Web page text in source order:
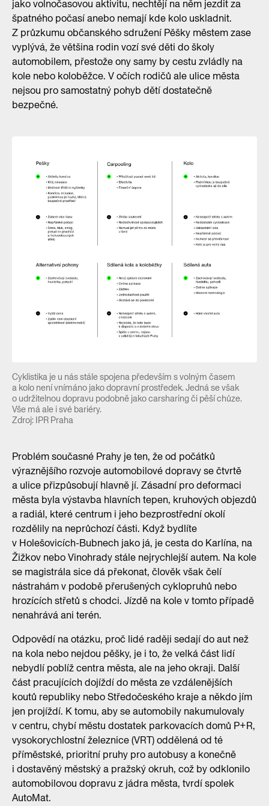
jako volnočasovou aktivitu, nechtějí na něm jezdit za
špatného počasí anebo nemají kde kolo uskladnit.
Z průzkumu občanského sdružení Pěšky městem zase
vyplývá, že většina rodin vozí své děti do školy
automobilem, přestože ony samy by cestu zvládly na
kole nebo koloběžce. V očích rodičů ale ulice města
nejsou pro samostatný pohyb dětí dostatečně
bezpečné.
Cyklistika je u nás stále spojena především s volným časem
a kolo není vnímáno jako dopravní prostředek. Jedná se však
o udržitelnou dopravu podobně jako carsharing či pěší chůze.
Vše má ale i své bariéry.
Zdroj: IPR Praha
Problém současné Prahy je ten, že od počátků
výraznějšího rozvoje automobilové dopravy se čtvrtě
a ulice přizpůsobují hlavně jí. Zásadní pro deformaci
města byla výstavba hlavních tepen, kruhových objezdů
a radiál, které centrum i jeho bezprostřední okolí
rozdělily na neprůchozí části. Když bydlíte
v Holešovicích-Bubnech jako já, je cesta do Karlína, na
Žižkov nebo Vinohrady stále nejrychlejší autem. Na kole
se magistrála sice dá překonat, člověk však čelí
nástrahám v podobě přerušených cyklopruhů nebo
hrozících střetů s chodci. Jízdě na kole v tomto případě
nenahrává ani terén.
Odpovědí na otázku, proč lidé raději sedají do aut než
na kola nebo nejdou pěšky, je i to, že velká část lidí
nebydlí poblíž centra města, ale na jeho okraji. Další
část pracujících dojíždí do města ze vzdálenějších
koutů republiky nebo Středočeského kraje a někdo jím
jen projíždí. K tomu, aby se automobily nakumulovaly
v centru, chybí městu dostatek parkovacích domů P+R,
vysokorychlostní železnice (VRT) oddělená od té
příměstské, prioritní pruhy pro autobusy a konečně
i dostavěný městský a pražský okruh, což by odklonilo
automobilovou dopravu z jádra města, tvrdí spolek
AutoMat.